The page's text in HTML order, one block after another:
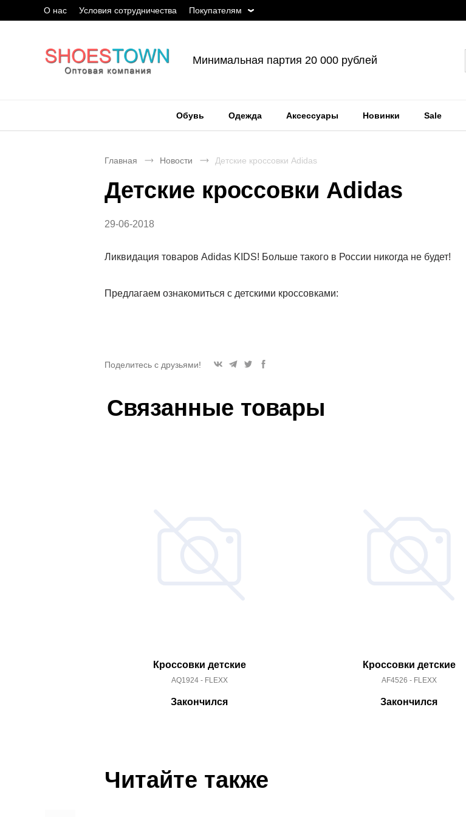
О нас Условия сотрудничества Покупателям
Минимальная партия 20 000 рублей
Обувь Одежда Аксессуары Новинки Sale
Главная Новости Детские кроссовки Adidas
Детские кроссовки Adidas
29-06-2018
Ликвидация товаров Adidas KIDS! Больше такого в России никогда не будет!
Предлагаем ознакомиться с детскими кроссовками:
Поделитесь с друзьями!
Связанные товары
Кроссовки детские
AQ1924 - FLEXX
Закончился
Кроссовки детские
AF4526 - FLEXX
Закончился
Читайте также